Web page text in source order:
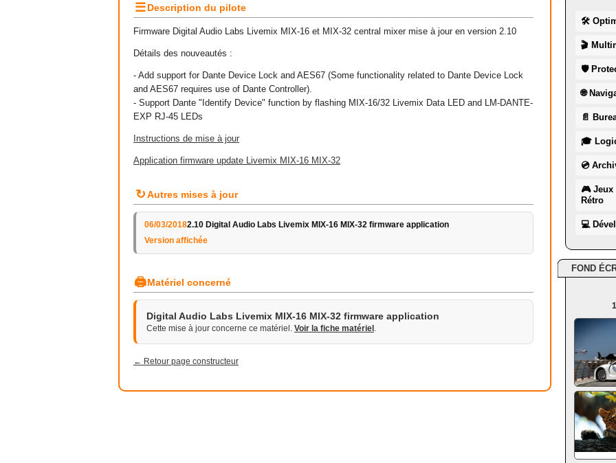
☰Description du pilote
Firmware Digital Audio Labs Livemix MIX-16 et MIX-32 central mixer mise à jour en version 2.10
Détails des nouveautés :
- Add support for Dante Device Lock and AES67 (Some functionality related to Dante Device Lock
and AES67 requires use of Dante Controller).
- Support Dante "Identify Device" function by flashing MIX-16/32 Livemix Data LED and LM-DANTE-
EXP RJ-45 LEDs
Instructions de mise à jour
Application firmware update Livemix MIX-16 MIX-32
↻Autres mises à jour
06/03/20182.10 Digital Audio Labs Livemix MIX-16 MIX-32 firmware application
Version affichée
🖨Matériel concerné
Digital Audio Labs Livemix MIX-16 MIX-32 firmware application
Cette mise à jour concerne ce matériel. Voir la fiche matériel .
← Retour page constructeur
🛠
🎬
🛡
🌐
📄
🎓
💿
🎮 Jeux
Rétro
💻
FOND